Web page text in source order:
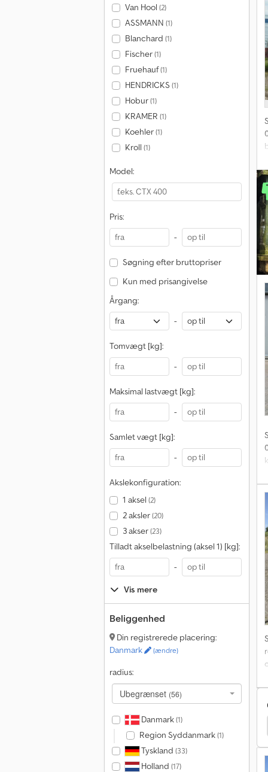
Van Hool (2)
ASSMANN (1)
Blanchard (1)
Fischer(1)
Fruehauf(1)
HENDRICKS (1)
Hobur(1)
KRAMER (1)
Koehler(1)
Kroll (1)
Model:
Pris:
-
Søgning efter bruttopriser
Kun med prisangivelse
Årgang:
-
Tomvægt [kg]:
-
Maksimal lastvægt [kg]:
-
Samlet vægt [kg]:
-
Akslekonfiguration:
1 aksel (2)
2 aksler(20)
3 akser(23)
Tilladt akselbelastning (aksel 1) [kg]:
-
Vis mere
Beliggenhed
Din registrerede placering:
Danmark
(ændre)
radius:
Ubegrænset (56)
Danmark(1)
Region Syddanmark(1)
Tyskland (33)
Holland (17)
Van Hool Tank Struktur Feldbinder Vedhænger